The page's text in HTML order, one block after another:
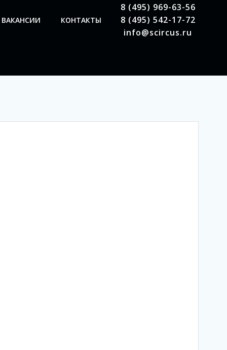
ВАКАНСИИ КОНТАКТЫ
8 (495) 969-63-56
8 (495) 542-17-72
info@scircus.ru